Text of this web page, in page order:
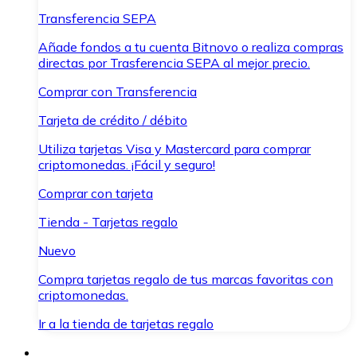
Transferencia SEPA
Añade fondos a tu cuenta Bitnovo o realiza compras
directas por Trasferencia SEPA al mejor precio.
Comprar con Transferencia
Tarjeta de crédito / débito
Utiliza tarjetas Visa y Mastercard para comprar
criptomonedas. ¡Fácil y seguro!
Comprar con tarjeta
Tienda - Tarjetas regalo
Nuevo
Compra tarjetas regalo de tus marcas favoritas con
criptomonedas.
Ir a la tienda de tarjetas regalo